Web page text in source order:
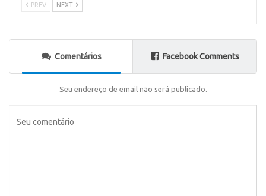
PREV NEXT
Comentários Facebook Comments
Seu endereço de email não será publicado.